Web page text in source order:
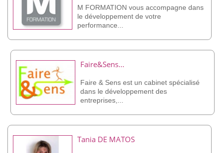
M FORMATION vous accompagne dans
le développement de votre
performance...
Faire&Sens...
Faire & Sens est un cabinet spécialisé
dans le développement des
entreprises,...
Tania DE MATOS